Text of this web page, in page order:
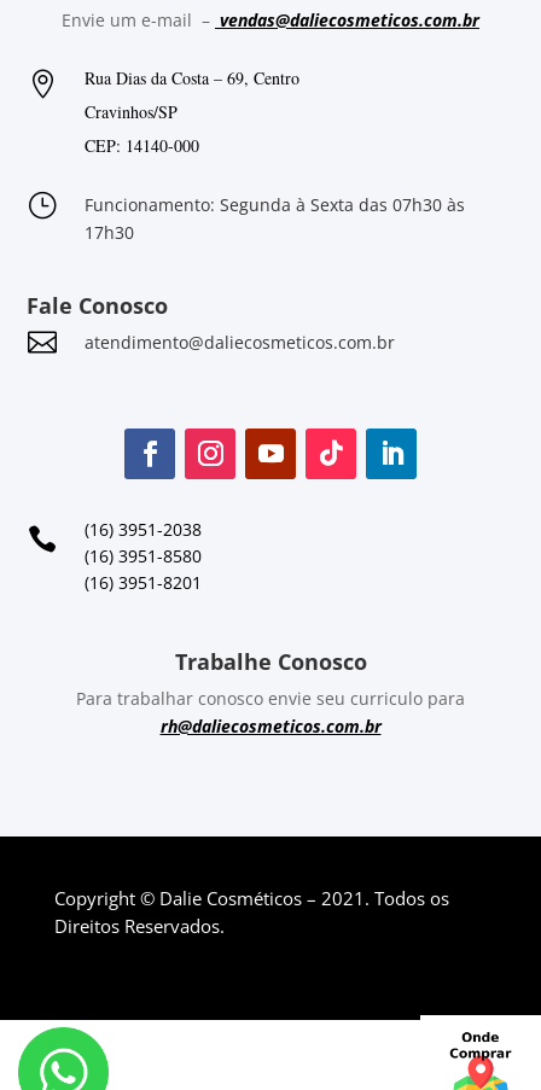
Envie um e-mail – vendas@daliecosmeticos.com.br

Rua Dias da Costa – 69, Centro
Cravinhos/SP
CEP: 14140-000
}
Funcionamento: Segunda à Sexta das 07h30 às
17h30
Fale Conosco
 atendimento@daliecosmeticos.com.br

(16) 3951-2038
(16) 3951-8580
(16) 3951-8201
Trabalhe Conosco
Para trabalhar conosco envie seu curriculo para
rh@daliecosmeticos.com.br
Copyright © Dalie Cosméticos – 2021. Todos os
Direitos Reservados.